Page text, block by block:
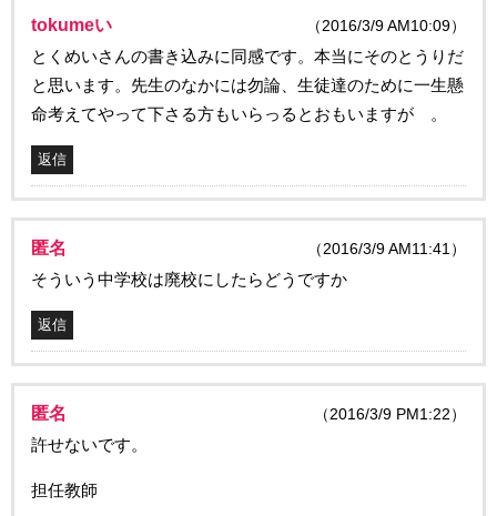
tokumeい （2016/3/9 AM10:09）
とくめいさんの書き込みに同感です。本当にそのとうりだ
と思います。先生のなかには勿論、生徒達のために一生懸
命考えてやって下さる方もいらっるとおもいますが 。
返信
匿名 （2016/3/9 AM11:41）
そういう中学校は廃校にしたらどうですか
返信
匿名 （2016/3/9 PM1:22）
許せないです。
担任教師